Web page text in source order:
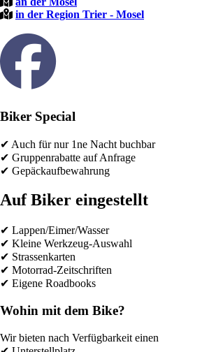
in der Region Trier - Mosel
Biker Special
✔ Auch für nur 1ne Nacht buchbar
✔ Gruppenrabatte auf Anfrage
✔ Gepäckaufbewahrung
Auf Biker eingestellt
✔ Lappen/Eimer/Wasser
✔ Kleine Werkzeug-Auswahl
✔ Strassenkarten
✔ Motorrad-Zeitschriften
✔ Eigene Roadbooks
Wohin mit dem Bike?
Wir bieten nach Verfügbarkeit einen